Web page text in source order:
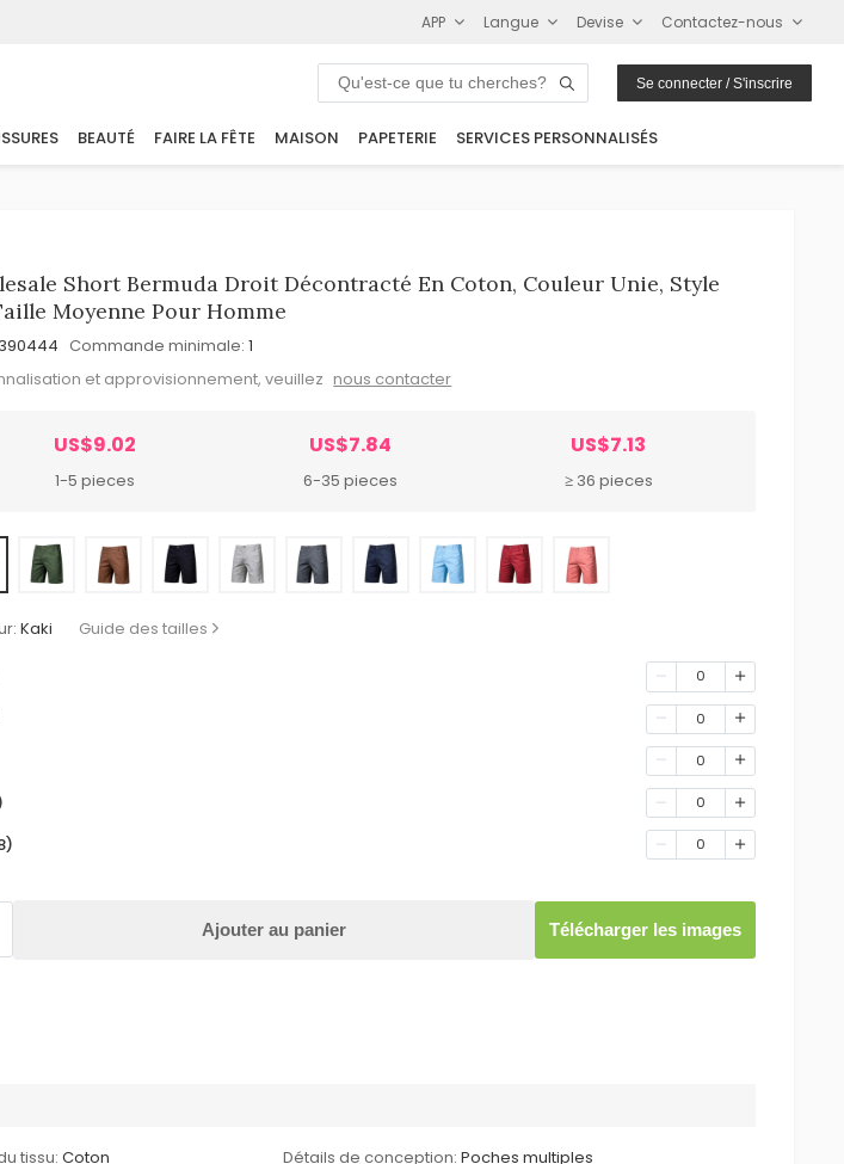
APP Langue Devise Contactez-nous
Se connecter / S'inscrire
BEAUTÉ FAIRE LA FÊTE MAISON PAPETERIE SERVICES PERSONNALISÉS
Short Bermuda Droit Décontracté En Coton, Couleur Unie, Style
Moyenne Pour Homme
Commande minimale: 1
et approvisionnement, veuillez nous contacter
US$9.02
1-5 pieces
US$7.84
6-35 pieces
US$7.13
≥ 36 pieces
Kaki Guide des tailles
0
0
0
0
0
Ajouter au panier Télécharger les images
tissu: Coton Détails de conception: Poches multiples